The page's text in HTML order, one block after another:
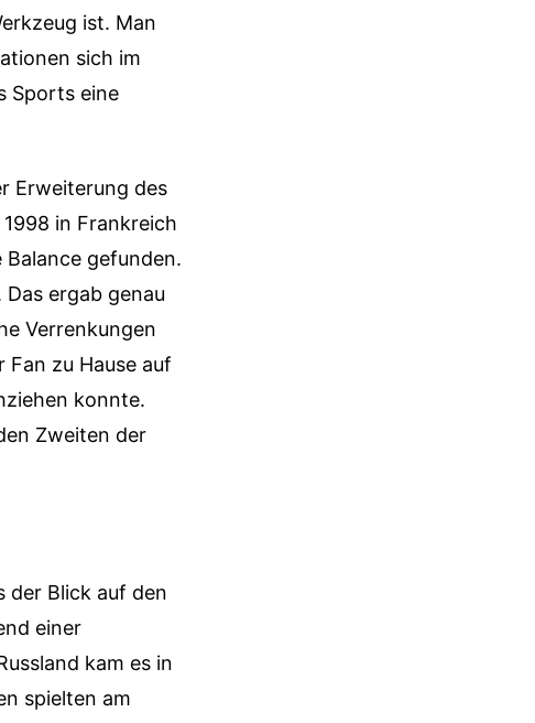
ist. Man
sich im
Sports eine
Erweiterung des
in Frankreich
gefunden.
ergab genau
Verrenkungen
zu Hause auf
konnte.
Zweiten der
der Blick auf den
einer
kam es in
spielten am